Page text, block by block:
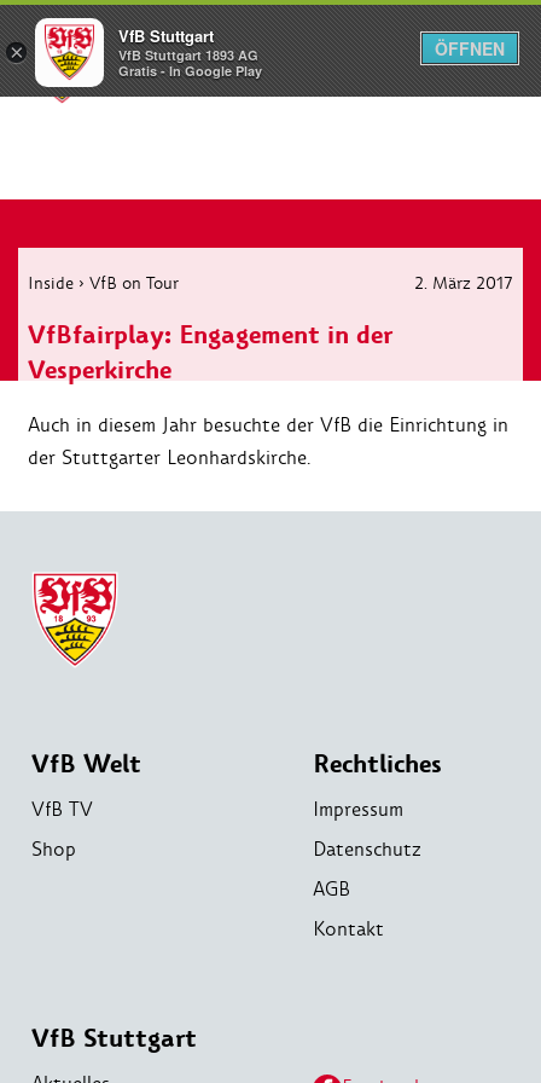
Menü
Inside › VfB on Tour 2. März 2017
VfBfairplay: Engagement in der
Vesperkirche
Auch in diesem Jahr besuchte der VfB die Einrichtung in
der Stuttgarter Leonhardskirche.
VfB Welt
VfB TV
Shop
Rechtliches
Impressum
Datenschutz
AGB
Kontakt
VfB Stuttgart
×
VfB Stuttgart
VfB Stuttgart 1893 AG
Gratis - In Google Play
ÖFFNEN